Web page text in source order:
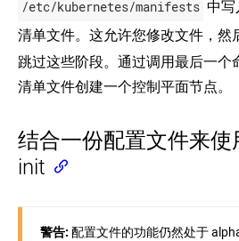
/etc/kubernetes/manifests 中写
清单文件。这允许您修改文件，然
跳过这些阶段。通过调用最后一个
清单文件创建一个控制平面节点。
结合一份配置文件来使
init
警告: 配置文件的功能仍然处于